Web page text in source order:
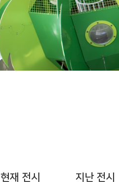
현재 전시 지난 전시